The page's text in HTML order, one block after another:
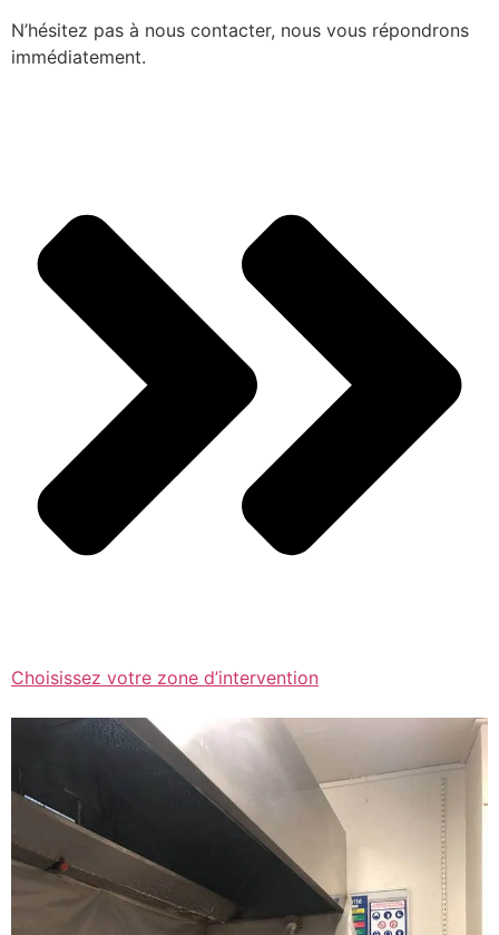
N’hésitez pas à nous contacter, nous vous répondrons
immédiatement.
Choisissez votre zone d’intervention